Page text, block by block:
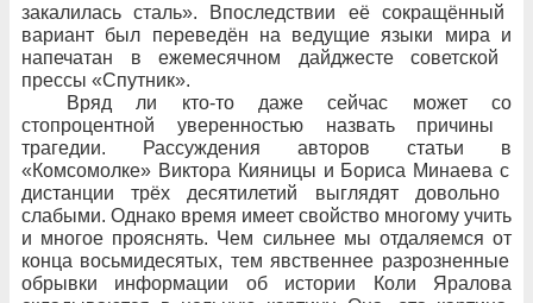
закалилась сталь». Впоследствии её
сокращённый
вариант был
переведён на
ведущие языки мира и
напечатан в
ежемесячном дайджесте советской
прессы «Спутник».
Вряд
ли кто-то даже сейчас может со
стопроцентной уверенностью назвать причины
трагедии. Рассуждения авторов статьи в
«Комсомолке» Виктора Кияницы и Бориса Минаева с
дистанции трёх десятилетий выглядят довольно
слабыми. Однако время имеет свойство многому учить
и многое прояснять. Чем сильнее мы отдаляемся от
конца восьмидесятых, тем явственнее разрозненные
обрывки информации об
истории Коли Яралова